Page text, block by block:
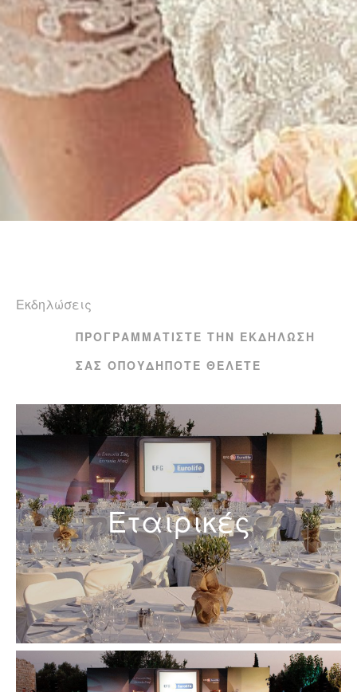
Εκδηλώσεις
ΠΡΟΓΡΑΜΜΑΤΊΣΤΕ ΤΗΝ ΕΚΔΉΛΩΣΉ
ΣΑΣ ΟΠΟΥΔΉΠΟΤΕ ΘΈΛΕΤΕ
Εταιρικές